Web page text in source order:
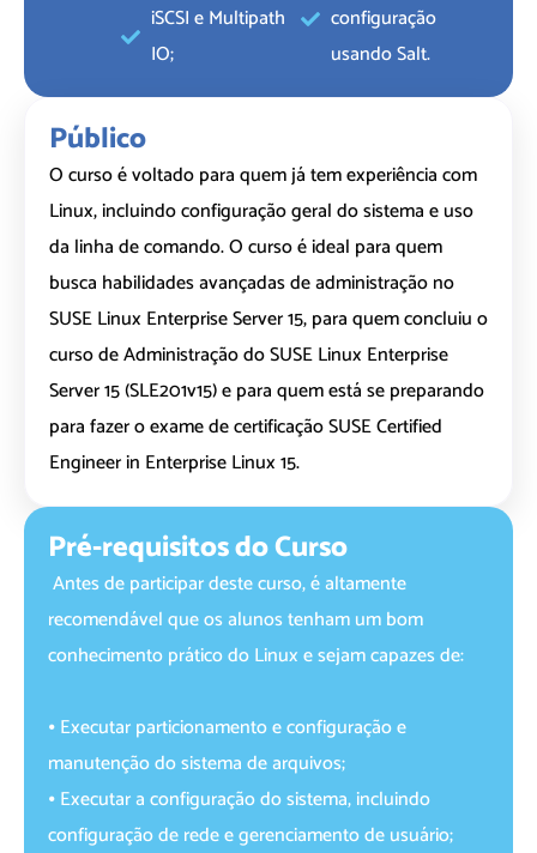
iSCSI e Multipath
IO;
configuração
usando Salt.
Público
O curso é voltado para quem já tem experiência com
Linux, incluindo configuração geral do sistema e uso
da linha de comando. O curso é ideal para quem
busca habilidades avançadas de administração no
SUSE Linux Enterprise Server 15, para quem concluiu o
curso de Administração do SUSE Linux Enterprise
Server 15 (SLE201v15) e para quem está se preparando
para fazer o exame de certificação SUSE Certified
Engineer in Enterprise Linux 15.
Pré-requisitos do Curso
‎ Antes de participar deste curso, é altamente
recomendável que os alunos tenham um bom
conhecimento prático do Linux e sejam capazes de:
⦁ Executar particionamento e configuração e
manutenção do sistema de arquivos;
⦁ Executar a configuração do sistema, incluindo
configuração de rede e gerenciamento de usuário;